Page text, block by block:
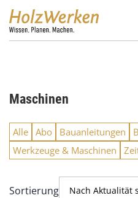
Maschinen
Alle Abo Bauanleitungen
Werkzeuge & Maschinen
Sortierung Nach Aktualität